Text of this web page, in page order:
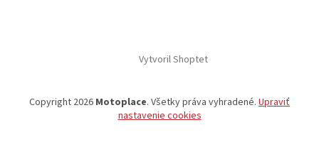
Vytvoril Shoptet
Copyright 2026 Motoplace. Všetky práva vyhradené. Upraviť
nastavenie cookies